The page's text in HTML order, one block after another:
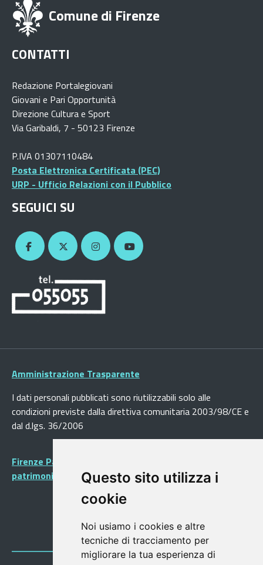
Questo sito utilizza i
cookie
Noi usiamo i cookies e altre
tecniche di tracciamento per
migliorare la tua esperienza di
Comune di Firenze
CONTATTI
Redazione Portalegiovani
Giovani e Pari Opportunità
Direzione Cultura e Sport
Via Garibaldi, 7 - 50123 Firenze
P.IVA 01307110484
Posta Elettronica Certificata (PEC)
URP - Ufficio Relazioni con il Pubblico
SEGUICI SU
Amministrazione Trasparente
I dati personali pubblicati sono riutilizzabili solo alle
condizioni previste dalla direttiva comunitaria 2003/98/CE e
dal d.lgs. 36/2006
Firenze Patrimonio Mondiale - Centro storico di Firenze
patrimonio dell’Umanità